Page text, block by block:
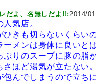
だよ、名無しだよ!!:2014/
気店。
ひきも切らないくらい
ーメンは身体に良いと
ぷりのスープに豚の脂
さほど湯気が立たない。
包んでしまうので立ち